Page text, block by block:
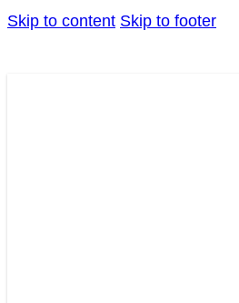
Skip to content Skip to footer